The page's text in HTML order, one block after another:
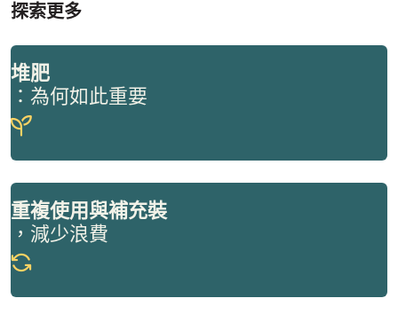
探索更多
堆肥
：為何如此重要
重複使用與補充裝
，減少浪費